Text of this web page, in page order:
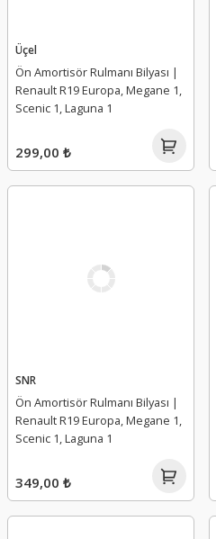
Üçel
Ön Amortisör Rulmanı Bilyası |
Renault R19 Europa, Megane 1,
Scenic 1, Laguna 1
299,00 ₺
SNR
Ön Amortisör Rulmanı Bilyası |
Renault R19 Europa, Megane 1,
Scenic 1, Laguna 1
349,00 ₺